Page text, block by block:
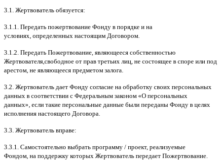
3.1. Жертвователь обязуется:
3.1.1. Передать пожертвование Фонду в порядке и на
условиях определенных настоящим Договором
3.1.2. Передать Пожертвование являющееся собственностью
Жертвователя свободное от прав третьих лиц не состоящее в споре или под
арестом не являющееся предметом залога
3.2. Жертвователь дает Фонду согласие на обработку своих персональных
данных в соответствии с Федеральным законом «О персональных
данных», если такие персональные данные были переданы Фонду в целях
исполнения настоящего Договора
3.3. Жертвователь вправе:
3.3.1. Самостоятельно выбрать программу / проект, реализуемые
Фондом на поддержку которых Жертвователь передает Пожертвование